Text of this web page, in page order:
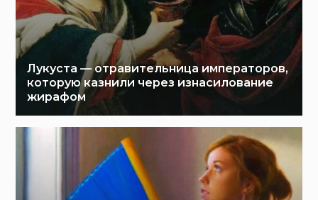
Лукуста — отравительница императоров,
которую казнили через изнасилование
жирафом